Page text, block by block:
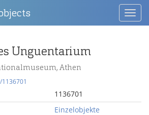
Unguentarium
Athen
1136701
Einzelobjekte